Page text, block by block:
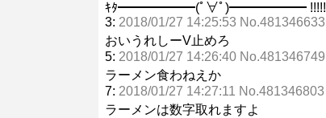
ｷﾀ━━━━━━(ﾟ∀ﾟ)━━━━━━ !!!!!
3: 2018/01/27 14:25:53 No.481346633
おいうれしーV止めろ
5: 2018/01/27 14:26:40 No.481346749
ラーメン食わねえか
7: 2018/01/27 14:27:11 No.481346803
ラーメンは数字取れますよ